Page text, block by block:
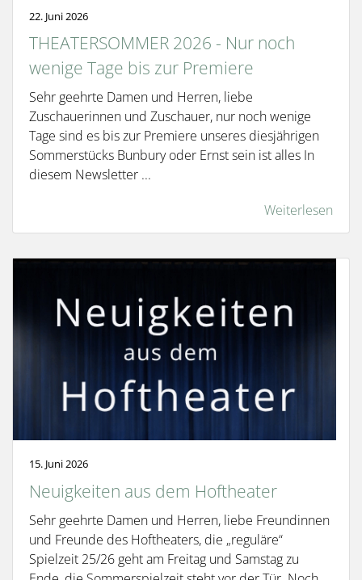
22. Juni 2026
THEATERSOMMER 2026 - Nur noch
wenige Tage bis zur Premiere
Sehr geehrte Damen und Herren, liebe
Zuschauerinnen und Zuschauer, nur noch wenige
Tage sind es bis zur Premiere unseres diesjährigen
Sommerstücks Bunbury oder Ernst sein ist alles In
diesem Newsletter ...
Weiterlesen
15. Juni 2026
Neuigkeiten aus dem Hoftheater
Sehr geehrte Damen und Herren, liebe Freundinnen
und Freunde des Hoftheaters, die „reguläre“
Spielzeit 25/26 geht am Freitag und Samstag zu